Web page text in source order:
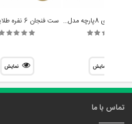
سرویس چایخوری 8پارچه مدل پروانه برند سالی نو
نمایش
ست فنجان 6 نفره طلایی لالیک
نمایش
تماس با ما